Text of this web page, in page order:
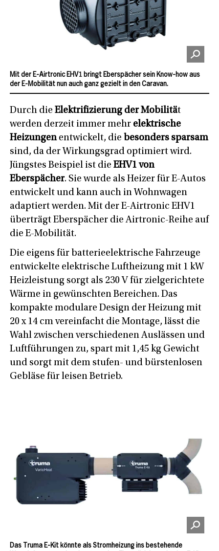
Mit der E-Airtronic EHV1 bringt Eberspächer sein Know-how aus
der E-Mobilität nun auch ganz gezielt in den Caravan.
Durch die Elektrifizierung der Mobilität
werden derzeit immer mehr elektrische
Heizungenentwickelt, die besonders sparsam
sind, da der Wirkungsgrad optimiert wird.
Jüngstes Beispiel ist die EHV1 von
Eberspächer. Sie wurde als Heizer für E-Autos
entwickelt und kann auch in Wohnwagen
adaptiert werden. Mit der E-Airtronic EHV1
überträgt Eberspächer die Airtronic-Reihe auf
die E-Mobilität.
Die eigens für batterieelektrische Fahrzeuge
entwickelte elektrische Luftheizung mit 1 kW
Heizleistung sorgt als 230 V für zielgerichtete
Wärme in gewünschten Bereichen. Das
kompakte modulare Design der Heizung mit
20 x 14 cm vereinfacht die Montage, lässt die
Wahl zwischen verschiedenen Auslässen und
Luftführungen zu, spart mit 1,45 kg Gewicht
und sorgt mit dem stufen- und bürstenlosen
Gebläse für leisen Betrieb.
Das Truma E-Kit könnte als Stromheizung ins bestehende